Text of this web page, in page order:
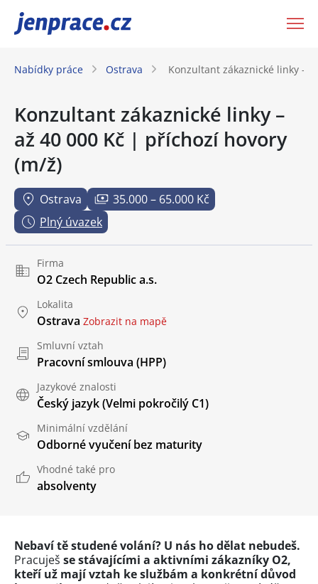
JenPráce.cz
Nabídky práce Ostrava Konzultant zákaznické linky –
Konzultant zákaznické linky –
až 40 000 Kč | příchozí hovory
(m/ž)
Ostrava
35.000 – 65.000 Kč
Plný úvazek
Firma
O2 Czech Republic a.s.
Lokalita
Ostrava Zobrazit na mapě
Smluvní vztah
Pracovní smlouva (HPP)
Jazykové znalosti
Český jazyk(Velmi pokročilý C1)
Minimální vzdělání
Odborné vyučení bez maturity
Vhodné také pro
absolventy
Nebaví tě studené volání? U nás ho dělat nebudeš.
Pracuješ se stávajícími a aktivními zákazníky O2,
kteří už mají vztah ke službám a konkrétní důvod